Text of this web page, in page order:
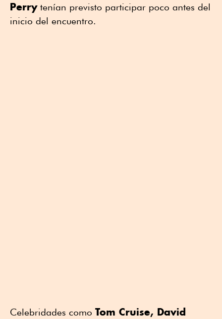
Perrytenían previsto participar poco antes del
inicio del encuentro.
Celebridades como Tom Cruise, David